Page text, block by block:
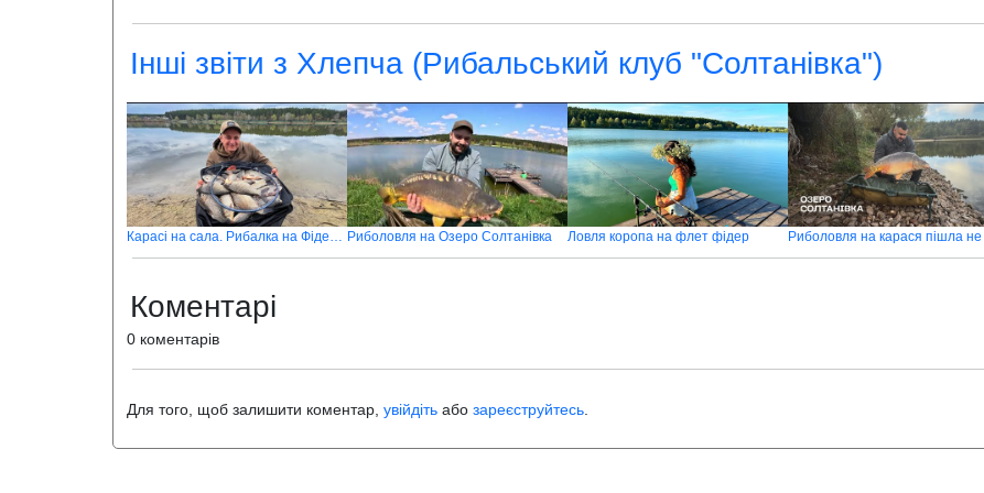
Інші звіти з Хлепча (Рибальський клуб "Солтанівка")
Карасі на сала. Рибалка на Фідер проти Флет-фідера Риболовля на Озеро Солтанівка Ловля коропа на флет фідер
Коментарі
0 коментарів
Для того, щоб залишити коментар, увійдіть або зареєструйтесь